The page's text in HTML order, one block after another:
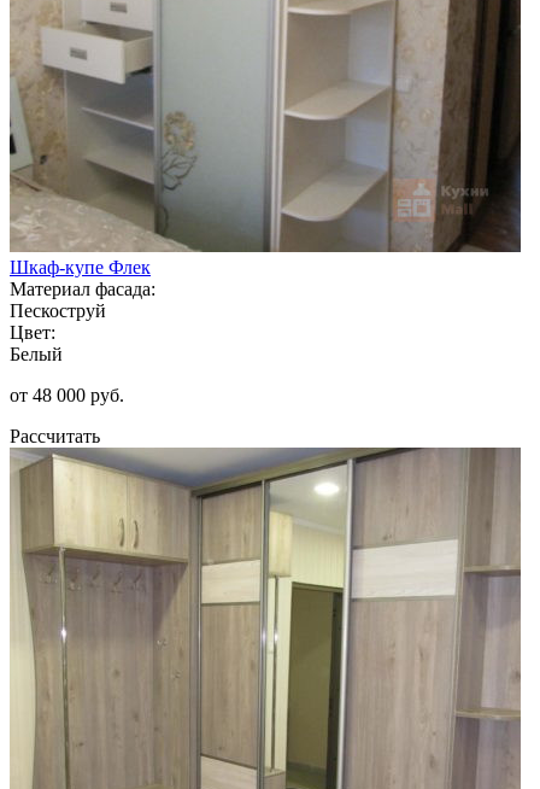
Шкаф-купе Флек
Материал фасада:
Пескоструй
Цвет:
Белый
от 48 000 руб.
Рассчитать